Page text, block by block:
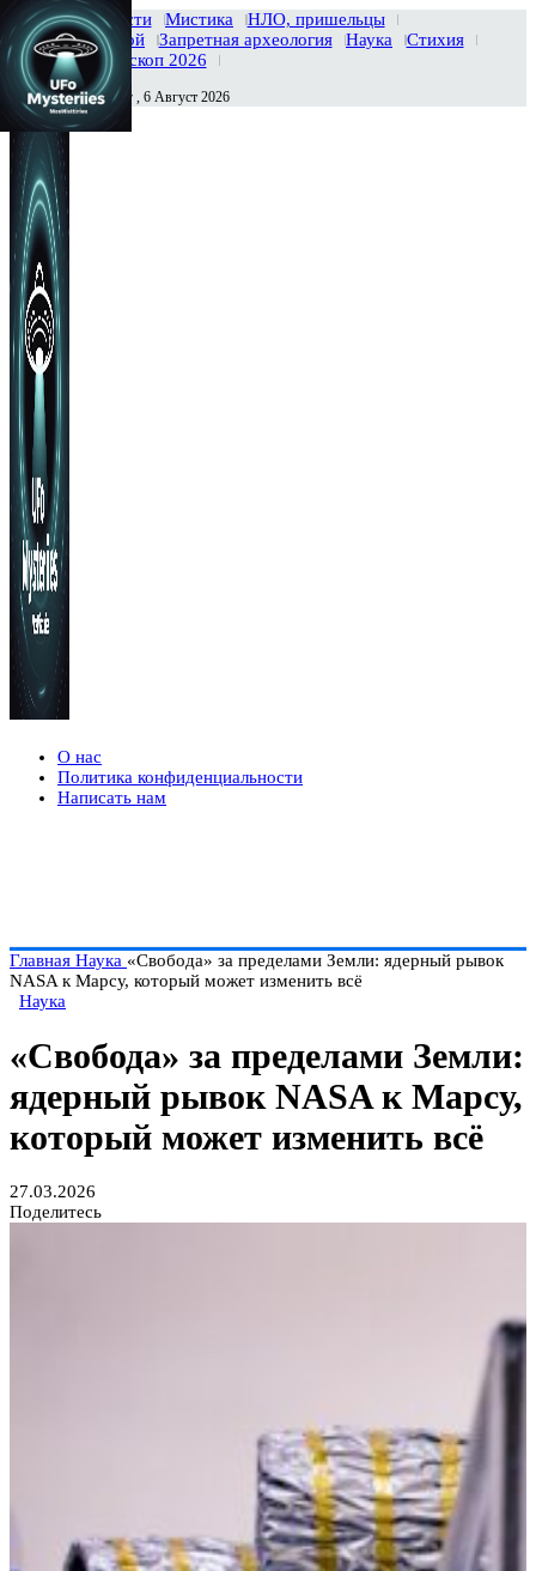
Главная Новости Мистика
НЛО, пришельцы
Тайны вселенной
Запретная археология Наука
Стихия
История
Гороскоп 2026
Сегодня Четверг , 6 Август 2026
О нас
Политика конфиденциальности
Написать нам
Главная Наука «Свобода» за пределами Земли: ядерный рывок
NASA к Марсу, который может изменить всё
Наука
«Свобода» за пределами Земли:
ядерный рывок NASA к Марсу,
который может изменить всё
27.03.2026
Поделитесь